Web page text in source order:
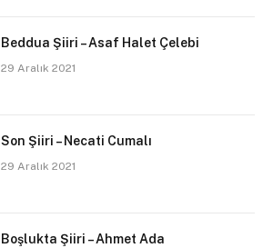
Beddua Şiiri – Asaf Halet Çelebi
29 Aralık 2021
Son Şiiri – Necati Cumalı
29 Aralık 2021
Boşlukta Şiiri – Ahmet Ada